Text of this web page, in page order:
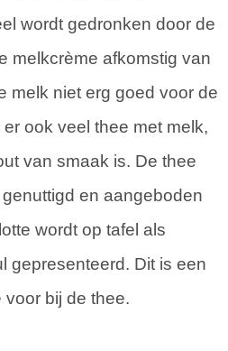
wordt gedronken door de
melkcrème afkomstig van
melk niet erg goed voor de
er ook veel thee met melk,
van smaak is. De thee
en aangeboden
wordt op tafel als
gepresenteerd. Dit is een
voor bij de thee.